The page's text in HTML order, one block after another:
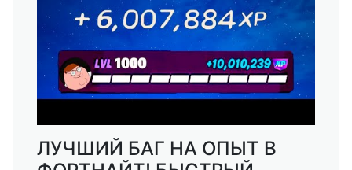
ЛУЧШИЙ БАГ НА ОПЫТ В